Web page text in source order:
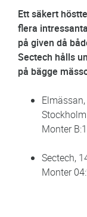
Ett säkert
flera
på given då
Sectech hålls
på bägge
Stockholm
Monter
Sectech,
Monter